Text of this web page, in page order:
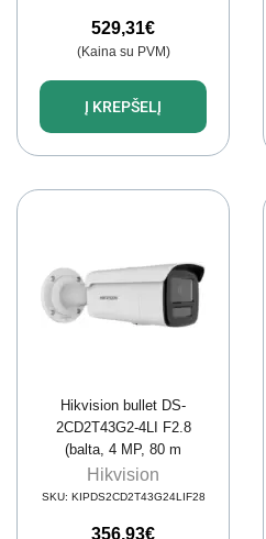
529,31€
(Kaina su PVM)
Į KREPŠELĮ
Hikvision bullet DS-
2CD2T43G2-4LI F2.8
(balta, 4 MP, 80 m
IR+LED; AcuSense)
Hikvision
SKU: KIPDS2CD2T43G24LIF28
356,93€